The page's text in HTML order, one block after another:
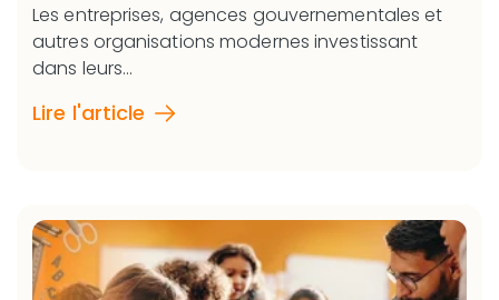
Les entreprises, agences gouvernementales et
autres organisations modernes investissant
dans leurs...
Lire l'article